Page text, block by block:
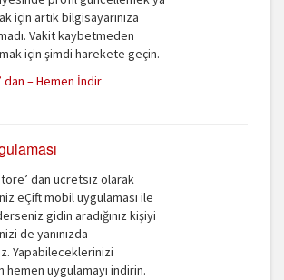
için artık bilgisayarınıza
Vakit kaybetmeden
için şimdi harekete geçin.
dan – Hemen İndir
dan ücretsiz olarak
eÇift mobil uygulaması ile
gidin aradığınız kişiyi
de yanınızda
Yapabileceklerinizi
uygulamayı indirin.